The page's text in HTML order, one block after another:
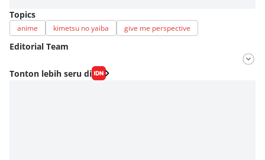
Topics
anime kimetsu no yaiba give me perspective
Editorial Team
Editor
Nadia Agatha Pramesthi
Tonton lebih seru di